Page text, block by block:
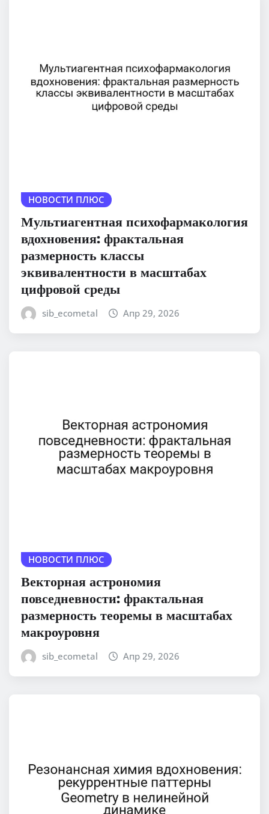
НОВОСТИ ПЛЮС
Мультиагентная психофармакология
вдохновения: фрактальная
размерность классы
эквивалентности в масштабах
цифровой среды
sib_ecometal Апр 29, 2026
НОВОСТИ ПЛЮС
Векторная астрономия
повседневности: фрактальная
размерность теоремы в масштабах
макроуровня
sib_ecometal Апр 29, 2026